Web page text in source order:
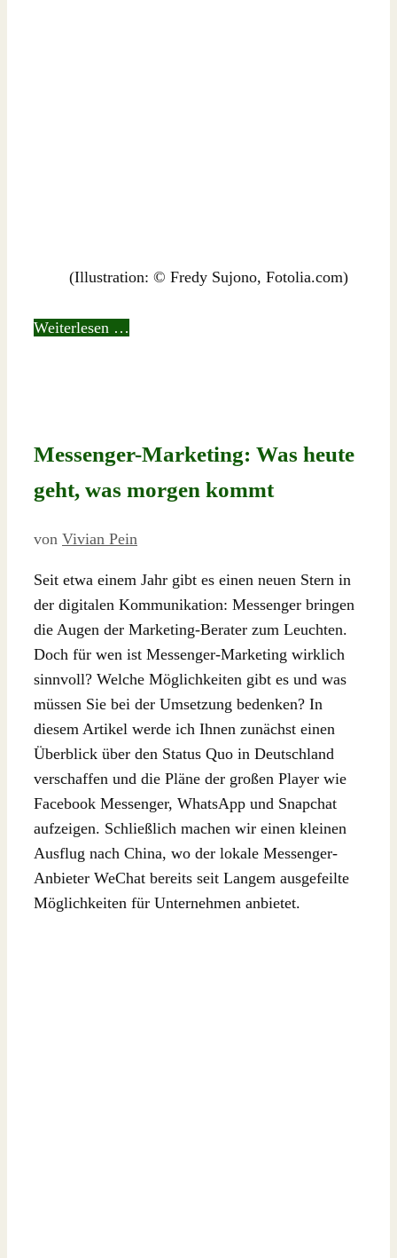
(Illustration: © Fredy Sujono, Fotolia.com)
Weiterlesen …
Messenger-Marketing: Was heute
geht, was morgen kommt
von Vivian Pein
Seit etwa einem Jahr gibt es einen neuen Stern in
der digitalen Kommunikation: Messenger bringen
die Augen der Marketing-Berater zum Leuchten.
Doch für wen ist Messenger-Marketing wirklich
sinnvoll? Welche Möglichkeiten gibt es und was
müssen Sie bei der Umsetzung bedenken? In
diesem Artikel werde ich Ihnen zunächst einen
Überblick über den Status Quo in Deutschland
verschaffen und die Pläne der großen Player wie
Facebook Messenger, WhatsApp und Snapchat
aufzeigen. Schließlich machen wir einen kleinen
Ausflug nach China, wo der lokale Messenger-
Anbieter WeChat bereits seit Langem ausgefeilte
Möglichkeiten für Unternehmen anbietet.